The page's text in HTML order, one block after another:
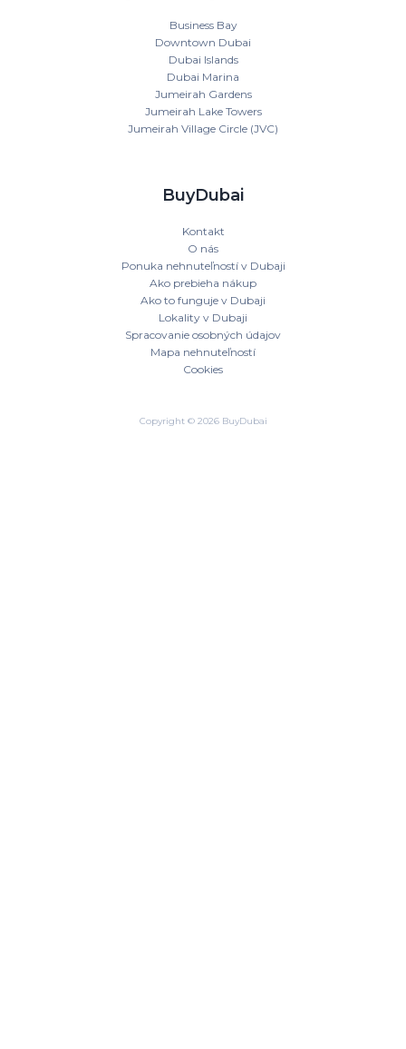
Business Bay
Downtown Dubai
Dubai Islands
Dubai Marina
Jumeirah Gardens
Jumeirah Lake Towers
Jumeirah Village Circle (JVC)
BuyDubai
Kontakt
O nás
Ponuka nehnuteľností v Dubaji
Ako prebieha nákup
Ako to funguje v Dubaji
Lokality v Dubaji
Spracovanie osobných údajov
Mapa nehnuteľností
Cookies
Copyright © 2026 BuyDubai